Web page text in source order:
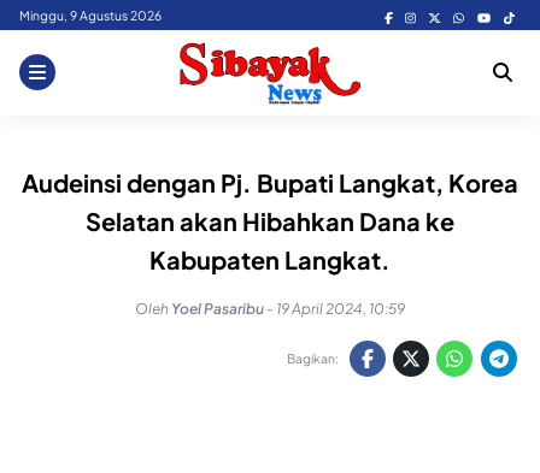
Skip
content
Minggu, 9 Agustus 2026
Audeinsi dengan Pj. Bupati Langkat, Korea
Selatan akan Hibahkan Dana ke
Kabupaten Langkat.
Oleh Yoel Pasaribu - 19 April 2024, 10:59
Bagikan: